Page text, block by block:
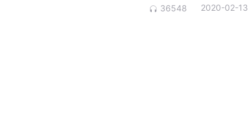
36548 2020-02-13